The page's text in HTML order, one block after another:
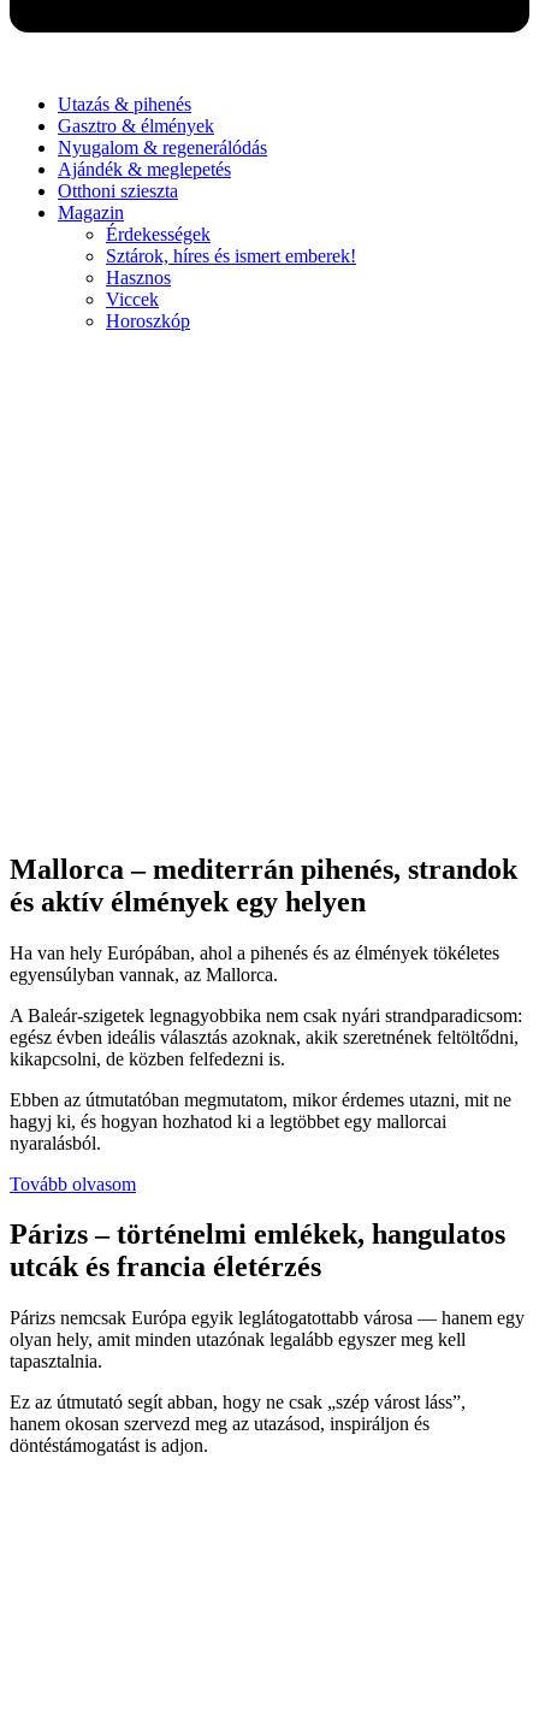
Utazás & pihenés
Gasztro & élmények
Nyugalom & regenerálódás
Ajándék & meglepetés
Otthoni szieszta
Magazin
Érdekességek
Sztárok, híres és ismert emberek!
Hasznos
Viccek
Horoszkóp
Mallorca – mediterrán pihenés, strandok
és aktív élmények egy helyen
Ha van hely Európában, ahol a pihenés és az élmények tökéletes
egyensúlyban vannak, az Mallorca.
A Baleár-szigetek legnagyobbika nem csak nyári strandparadicsom:
egész évben ideális választás azoknak, akik szeretnének feltöltődni,
kikapcsolni, de közben felfedezni is.
Ebben az útmutatóban megmutatom, mikor érdemes utazni, mit ne
hagyj ki, és hogyan hozhatod ki a legtöbbet egy mallorcai
nyaralásból.
Tovább olvasom
Párizs – történelmi emlékek, hangulatos
utcák és francia életérzés
Párizs nemcsak Európa egyik leglátogatottabb városa — hanem egy
olyan hely, amit minden utazónak legalább egyszer meg kell
tapasztalnia.
Ez az útmutató segít abban, hogy ne csak „szép várost láss”,
hanem okosan szervezd meg az utazásod, inspiráljon és
döntéstámogatást is adjon.